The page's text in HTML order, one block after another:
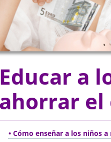
Educar a
ahorrar el
• Cómo enseñar a los niños